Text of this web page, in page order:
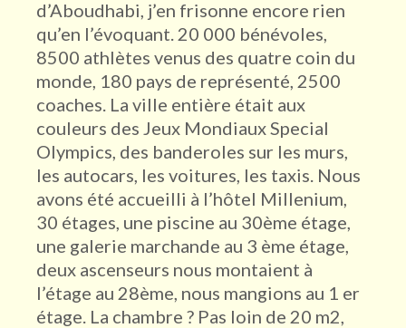
d’Aboudhabi, j’en frisonne encore rien
qu’en l’évoquant. 20 000 bénévoles,
8500 athlètes venus des quatre coin du
monde, 180 pays de représenté, 2500
coaches. La ville entière était aux
couleurs des Jeux Mondiaux Special
Olympics, des banderoles sur les murs,
les autocars, les voitures, les taxis. Nous
avons été accueilli à l’hôtel Millenium,
30 étages, une piscine au 30ème étage,
une galerie marchande au 3 ème étage,
deux ascenseurs nous montaient à
l’étage au 28ème, nous mangions au 1 er
étage. La chambre ? Pas loin de 20 m2,